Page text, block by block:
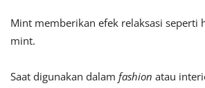
Mint memberikan efek relaksasi seperti
mint.
Saat digunakan dalam fashion atau